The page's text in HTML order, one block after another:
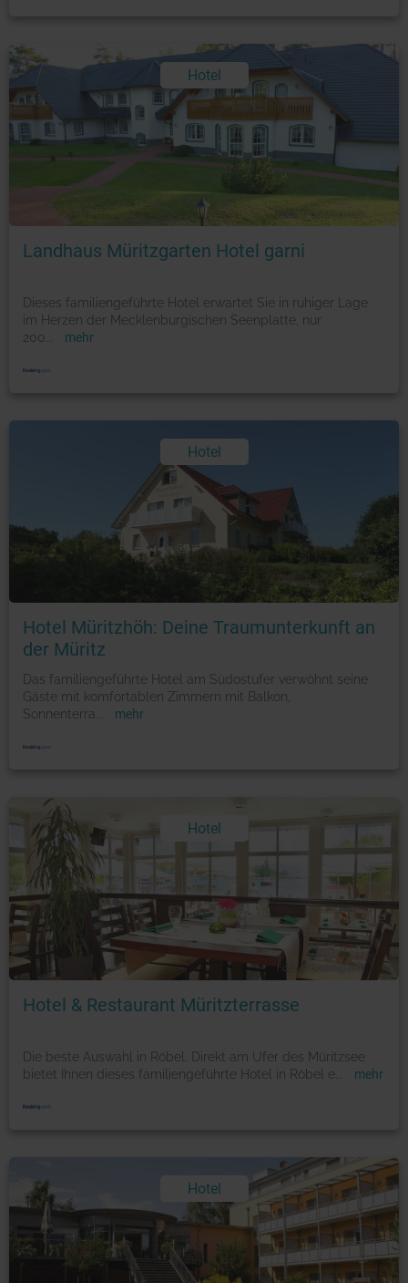
Hotel
Foto: © booking.com
Landhaus Müritzgarten Hotel garni
Dieses familiengeführte Hotel erwartet Sie in ruhiger Lage
im Herzen der Mecklenburgischen Seenplatte, nur
200
mehr
Hotel
Hotel Müritzhöh: Deine Traumunterkunft an
der Müritz
Das familiengeführte Hotel am Südostufer verwöhnt seine
Gäste mit komfortablen Zimmern mit Balkon,
Sonnenterra
mehr
Hotel
Foto: © booking.com
Hotel & Restaurant Müritzterrasse
Die beste Auswahl in Röbel. Direkt am Ufer des Müritzsee
bietet Ihnen dieses familiengeführte Hotel in Röbel e
mehr
Hotel